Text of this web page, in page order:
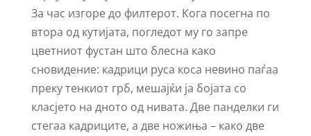
За час изгоре до филтерот. Кога посегна по
втора од кутијата, погледот му го запре
цветниот фустан што блесна како
сновидение: кадрици руса коса невино паѓаа
преку тенкиот грб, мешајќи ја бојата со
класјето на дното од нивата. Две панделки ги
стегаа кадриците, а две ножиња – како две